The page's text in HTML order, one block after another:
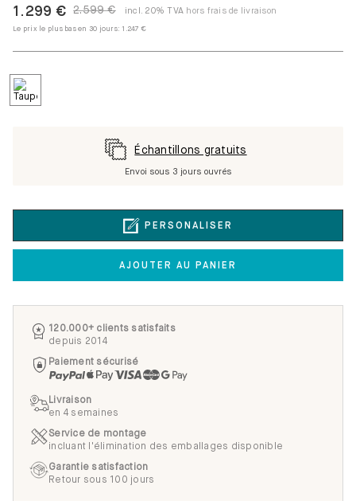
2.599 €
1.299 € incl. 20% TVA hors frais de livraison
Le prix le plus bas en 30 jours: 1.247 €
PERSONALISER
AJOUTER AU PANIER
Échantillons gratuits
Envoi sous 3 jours ouvrés
120.000+ clients satisfaits
depuis 2014
Paiement sécurisé
Livraison
en 4 semaines
Service de montage
incluant l'élimination des emballages disponible
Garantie satisfaction
Retour sous 100 jours